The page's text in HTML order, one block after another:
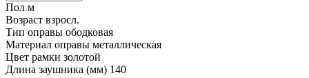
Пол м
Возраст взросл.
Тип оправы ободковая
Материал оправы металлическая
Цвет рамки золотой
Длина заушника (мм) 140